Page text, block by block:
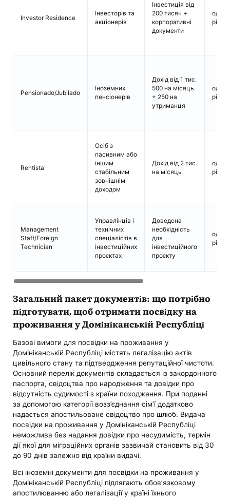
Investor Residence
Інвесторів та
акціонерів
Інвестиція від
200 тисяч +
корпоративні
документи
один
рік
Pensionado/Jubilado
Іноземних
пенсіонерів
Дохід від 1 тис.
500 на місяць
+ 250 на
утриманця
один
рік
Rentista
Осіб з
пасивним або
іншим
стабільним
зовнішнім
доходом
Дохід від 2 тис.
на місяць
один
рік
Management
Staff/Foreign
Technician
Управлінців і
технічних
спеціалістів в
інвестиційних
проєктах
Доведена
необхідність
для
інвестиційного
проєкту
один
рік
Загальний пакет документів: що потрібно
підготувати, щоб отримати посвідку на
проживання у Домініканській Республіці
Базові вимоги для посвідки на проживання у
Домініканській Республіці містять легалізацію актів
цивільного стану та підтвердження репутаційної чистоти.
Основний перелік документів складається із закордонного
паспорта, свідоцтва про народження та довідки про
відсутність судимості з країни походження. При поданні
за допомогою категорії возз’єднання сім’ї додатково
надається апостильоване свідоцтво про шлюб. Видача
посвідки на проживання у Домініканській Республіці
неможлива без надання довідки про несудимість, термін
дії якої для міграційних органів зазвичай становить від 30
до 90 днів залежно від країни видачі.
Всі іноземні документи для посвідки на проживання у
Домініканській Республіці підлягають обов’язковому
апостилюванню або легалізації у країні їхнього